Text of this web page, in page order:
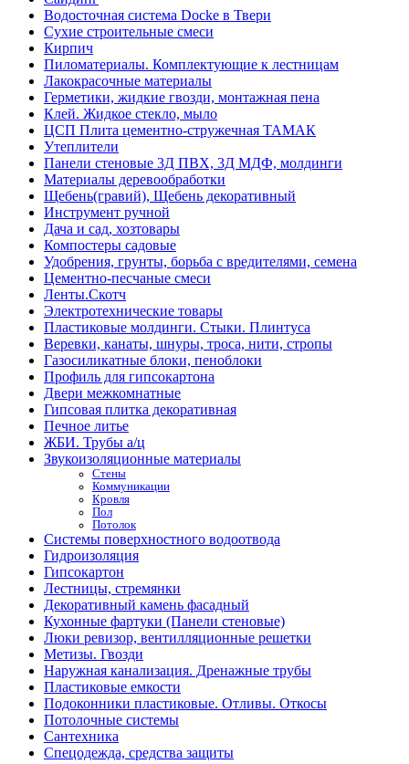
Водосточная система Docke в Твери
Сухие строительные смеси
Кирпич
Пиломатериалы. Комплектующие к лестницам
Лакокрасочные материалы
Герметики, жидкие гвозди, монтажная пена
Клей. Жидкое стекло, мыло
ЦСП Плита цементно-стружечная ТАМАК
Утеплители
Панели стеновые 3Д ПВХ, 3Д МДФ, молдинги
Материалы деревообработки
Щебень(гравий), Щебень декоративный
Инструмент ручной
Дача и сад, хозтовары
Компостеры садовые
Удобрения, грунты, борьба с вредителями, семена
Цементно-песчаные смеси
Ленты.Скотч
Электротехнические товары
Пластиковые молдинги. Стыки. Плинтуса
Веревки, канаты, шнуры, троса, нити, стропы
Газосиликатные блоки, пеноблоки
Профиль для гипсокартона
Двери межкомнатные
Гипсовая плитка декоративная
Печное литье
ЖБИ. Трубы а/ц
Звукоизоляционные материалы
Стены
Коммуникации
Кровля
Пол
Потолок
Системы поверхностного водоотвода
Гидроизоляция
Гипсокартон
Лестницы, стремянки
Декоративный камень фасадный
Кухонные фартуки (Панели стеновые)
Люки ревизор, вентилляционные решетки
Метизы. Гвозди
Наружная канализация. Дренажные трубы
Пластиковые емкости
Подоконники пластиковые. Отливы. Откосы
Потолочные системы
Сантехника
Спецодежда, средства защиты